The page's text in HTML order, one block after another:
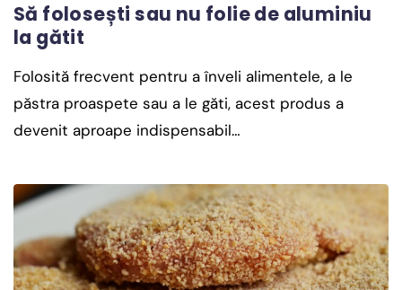
Să folosești sau nu folie de aluminiu
la gătit
Folosită frecvent pentru a înveli alimentele, a le
păstra proaspete sau a le găti, acest produs a
devenit aproape indispensabil…